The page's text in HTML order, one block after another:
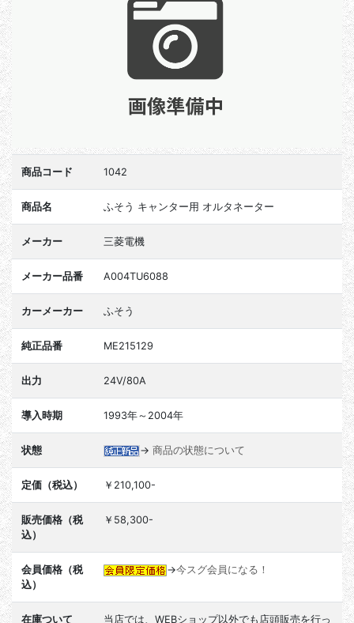
商品コード 1042
商品名 ふそう キャンター用 オルタネーター
メーカー 三菱電機
メーカー品番 A004TU6088
カーメーカー ふそう
純正品番 ME215129
出力 24V/80A
導入時期 1993年～2004年
状態 → 商品の状態について
定価（税込） ￥210,100-
販売価格（税
込）
￥58,300-
会員価格（税
込）
→今スグ会員になる！
在庫ついて
当店では、WEBショップ以外でも店頭販売を行っ